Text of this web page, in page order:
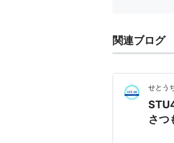
関連ブログ
せとう
さつ